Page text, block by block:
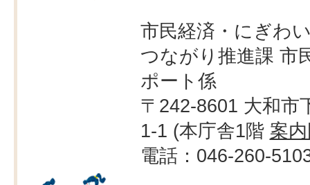
市民経済・にぎわ
つながり推進課 市
ポート係
〒242-8601 大和市
1-1 (本庁舎1階 案
電話：046-260-